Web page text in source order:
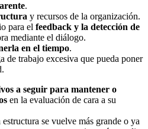
.
y recursos de la organización.
para el feedback y la detección de
mediante el diálogo.
en el tiempo.
de trabajo excesiva que pueda poner
a seguir para mantener o
en la evaluación de cara a su
se vuelve más grande o ya